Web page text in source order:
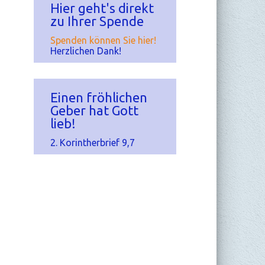
Hier geht's direkt
zu Ihrer Spende
Spenden können Sie hier!
Herzlichen Dank!
Einen fröhlichen
Geber hat Gott
lieb!
2. Korintherbrief 9,7